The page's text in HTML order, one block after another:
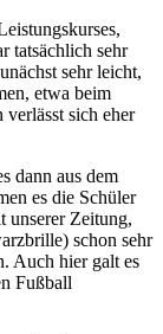
tatsächlich sehr
sehr leicht,
etwa beim
sich eher
dann aus dem
es die Schüler
unserer Zeitung,
schon sehr
Auch hier galt es
Fußball